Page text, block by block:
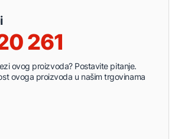
261
ovog proizvoda? Postavite pitanje.
ovoga proizvoda u našim trgovinama